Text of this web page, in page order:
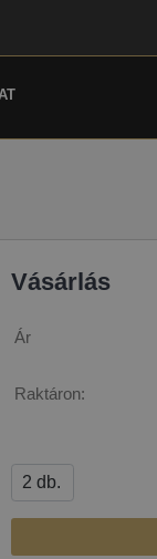
Vásárlás
Ár
Raktáron: